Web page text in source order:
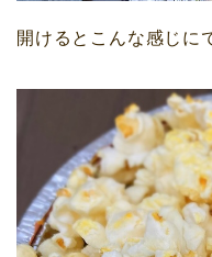
開けるとこんな感じに